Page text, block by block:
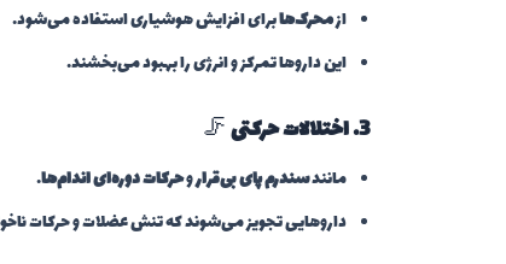
ازمحرک‌هابرای افزایش هوشیاری استفاده می‌شود.
این داروها تمرکز و انرژی را بهبود می‌بخشند.
3. اختلالات حرکتی 🦵
مانندسندرم پای بی‌قراروحرکات دوره‌ای اندام‌ها.
داروهایی تجویز می‌شوند که تنش عضلات و حرکات